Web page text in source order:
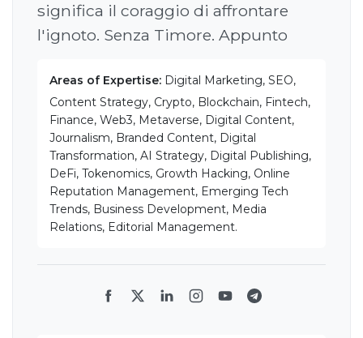
significa il coraggio di affrontare
l'ignoto. Senza Timore. Appunto
Areas of Expertise: Digital Marketing, SEO,
Content Strategy, Crypto, Blockchain, Fintech,
Finance, Web3, Metaverse, Digital Content,
Journalism, Branded Content, Digital
Transformation, AI Strategy, Digital Publishing,
DeFi, Tokenomics, Growth Hacking, Online
Reputation Management, Emerging Tech
Trends, Business Development, Media
Relations, Editorial Management.
Facebook
TwitterLinkedInInstagram
YouTubeTelegram